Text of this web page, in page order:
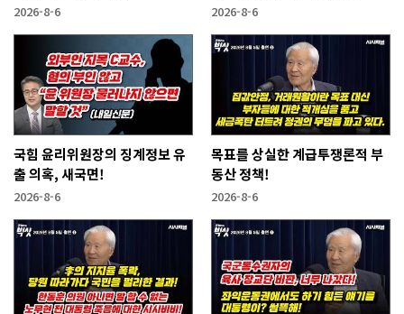
2026-8-6 2026-8-6
국힘 윤리위원장의 징계정보 유
출 의혹, 새국면!
2026-8-6
목표를 상실한 계급투쟁론적 부
동산 정책!
2026-8-6